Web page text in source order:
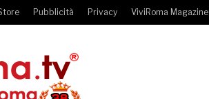
Pubblicità Privacy ViviRoma Magazine